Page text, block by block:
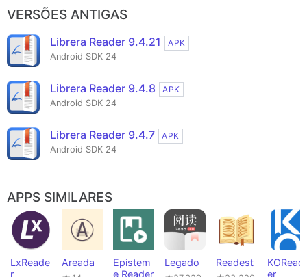
VERSÕES ANTIGAS
Librera Reader 9.4.21
APK
Android SDK 24
Librera Reader 9.4.8
APK
Android SDK 24
Librera Reader 9.4.7
APK
Android SDK 24
APPS SIMILARES
LxReade
r
Areada
Epistem
e Reader
Legado Readest
KORead
er